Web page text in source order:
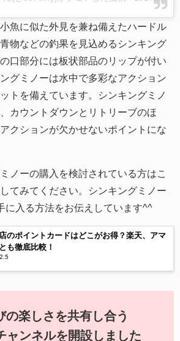
魚に似た外見を兼ね備えたハードル
物などの釣果を見込めるシンキング
口部分には板状部品のリップが付い
グミノーは水中で多彩なアクション
トを備えています。シンキングミノ
カウントダウンとリトリーブのほ
クションが欠かせないポイントにな
ノーの購入を検討されている方はこ
てみてください。シンキングミノー
に入る方法をお伝えしています^^
のポイントカードはどこがお得？楽天、アマ
も徹底比較！
の楽しさを共有し合う
ャンネルを開設しました